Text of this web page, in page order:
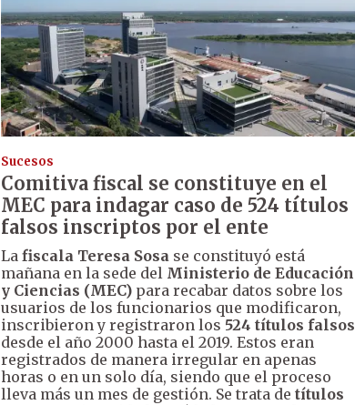
Sucesos
Comitiva fiscal se constituye en el
MEC para indagar caso de 524 títulos
falsos inscriptos por el ente
Lafiscala Teresa Sosa se constituyó está
mañana en la sede del Ministerio de Educación
y Ciencias (MEC) para recabar datos sobre los
usuarios de los funcionarios que modificaron,
inscribieron y registraron los 524 títulos falsos
desde el año 2000 hasta el 2019. Estos eran
registrados de manera irregular en apenas
horas o en un solo día, siendo que el proceso
lleva más un mes de gestión. Se trata detítulos